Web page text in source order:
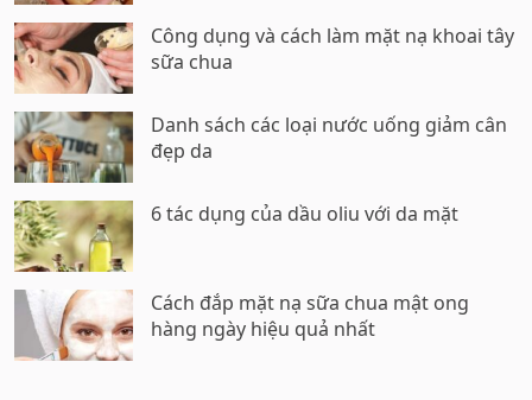
Công dụng và cách làm mặt nạ khoai tây
sữa chua
Danh sách các loại nước uống giảm cân
đẹp da
6 tác dụng của dầu oliu với da mặt
Cách đắp mặt nạ sữa chua mật ong
hàng ngày hiệu quả nhất